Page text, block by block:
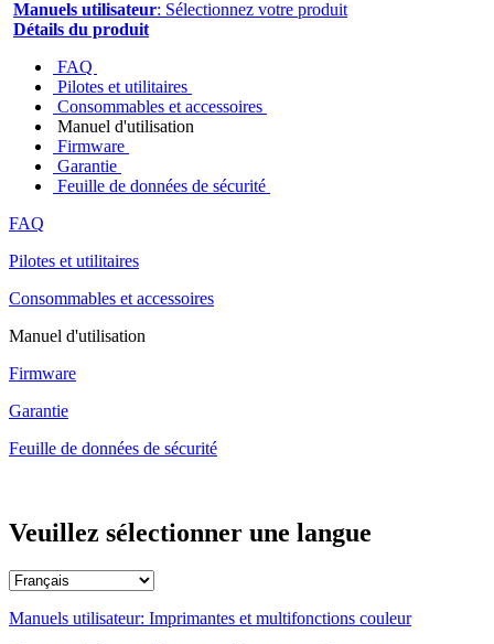
Manuels utilisateur: Sélectionnez votre produit
Détails du produit
FAQ
Pilotes et utilitaires
Consommables et accessoires
Manuel d'utilisation
Firmware
Garantie
Feuille de données de sécurité
FAQ
Pilotes et utilitaires
Consommables et accessoires
Manuel d'utilisation
Firmware
Garantie
Feuille de données de sécurité
Veuillez sélectionner une langue
Manuels utilisateur: Imprimantes et multifonctions couleur